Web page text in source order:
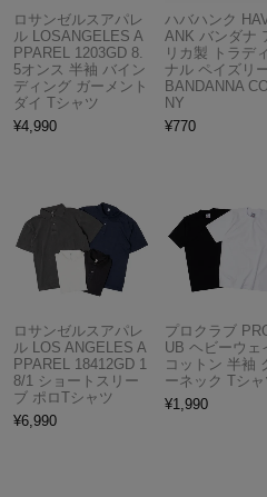
ロサンゼルスアパレ
ル LOSANGELES A
PPAREL 1203GD 8.
5オンス 半袖 バイン
ディング ガーメント
ダイ Tシャツ
¥4,990
ハバハンク
ANK バンダナ
リカ製 トラデ
ナル ペイズリ
BANDANNA
NY
¥770
ロサンゼルスアパレ
ル LOS ANGELES A
PPAREL 18412GD 1
8/1 ショートスリー
ブ ポロTシャツ
¥6,990
プロクラブ
UB ヘビーウェ
コットン 半袖
ーネック Tシャ
¥1,990